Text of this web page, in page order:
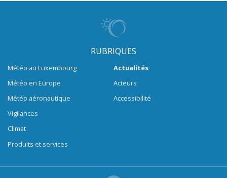
RUBRIQUES
Météo au Luxembourg
Météo en Europe
Météo aéronautique
Vigilances
Climat
Produits et services
Actualités
Acteurs
Accessibilité